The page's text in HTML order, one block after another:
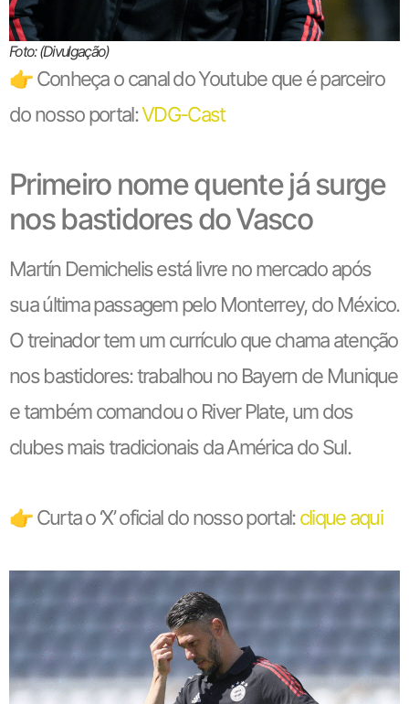
Foto: (Divulgação)
👉 Conheça o canal do Youtube que é parceiro
do nosso portal:VDG-Cast
Primeiro nome quente já surge
nos bastidores do Vasco
Martín Demichelis está livre no mercado após
sua última passagem pelo Monterrey, do México.
O treinador tem um currículo que chama atenção
nos bastidores: trabalhou no Bayern de Munique
e também comandou o River Plate, um dos
clubes mais tradicionais da América do Sul.
👉 Curta o ‘X’ oficial do nosso portal:clique aqui